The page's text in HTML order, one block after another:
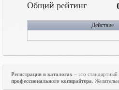
Общий рейтинг
Действие
Регистрация в каталогах – это стандартный
профессионального копирайтера .